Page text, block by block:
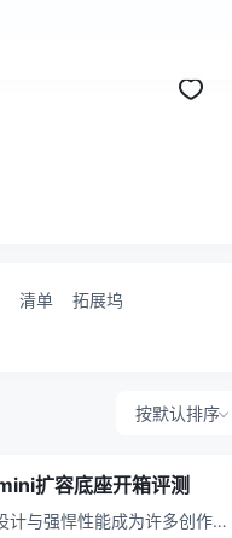
清单
拓展坞
按默认排序
扩容底座开箱评测
与强悍性能成为许多创作者